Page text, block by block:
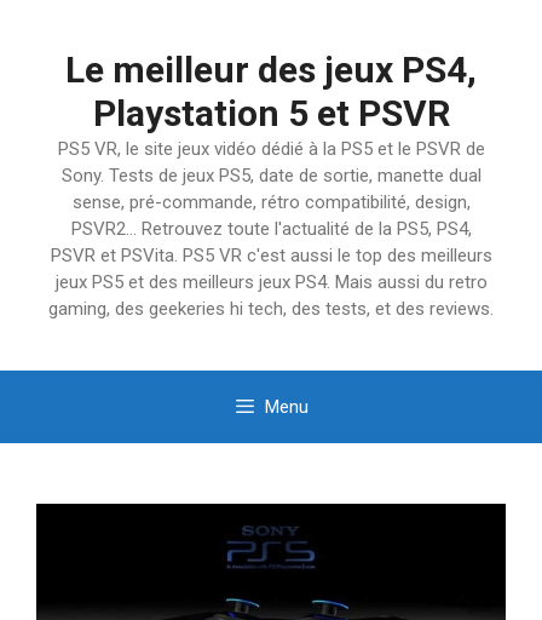
Le meilleur des jeux PS4,
Playstation 5 et PSVR
PS5 VR, le site jeux vidéo dédié à la PS5 et le PSVR de
Sony. Tests de jeux PS5, date de sortie, manette dual
sense, pré-commande, rétro compatibilité, design,
PSVR2… Retrouvez toute l'actualité de la PS5, PS4,
PSVR et PSVita. PS5 VR c'est aussi le top des meilleurs
jeux PS5 et des meilleurs jeux PS4. Mais aussi du retro
gaming, des geekeries hi tech, des tests, et des reviews.
Menu